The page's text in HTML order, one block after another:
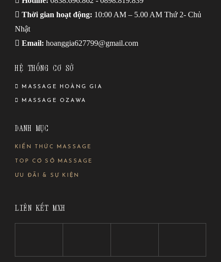
Thời gian hoạt động: 10:00 AM – 5.00 AM Thứ 2- Chủ
Nhật
Email: hoanggia627799@gmail.com
HỆ THỐNG CƠ SỞ
MASSAGE HOÀNG GIA
MASSAGE OZAWA
DANH MỤC
KIẾN THỨC MASSAGE
TOP CƠ SỞ MASSAGE
ƯU ĐÃI & SỰ KIỆN
LIÊN KẾT MXH